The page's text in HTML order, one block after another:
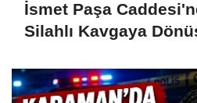
İsmet Paşa
Silahlı Kavgaya